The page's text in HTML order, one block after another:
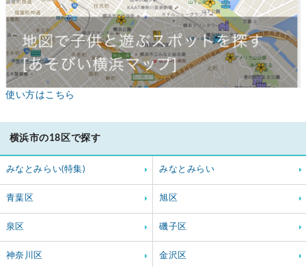
使い方はこちら
横浜市の18区で探す
みなとみらい(特集) みなとみらい
青葉区 旭区
泉区 磯子区
神奈川区 金沢区